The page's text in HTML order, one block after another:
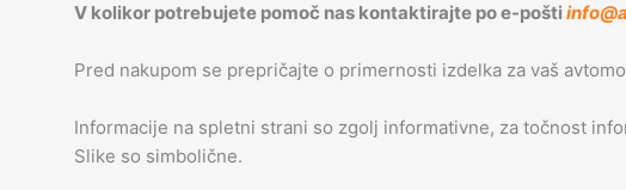
V kolikor potrebujete pomoč nas kontaktirajte po e-pošti
Pred nakupom se prepričajte o primernosti izdelka za vaš
Informacije na spletni strani so zgolj informativne, za točnost
Slike so simbolične.